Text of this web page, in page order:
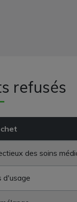
refusés
des soins
d'usage